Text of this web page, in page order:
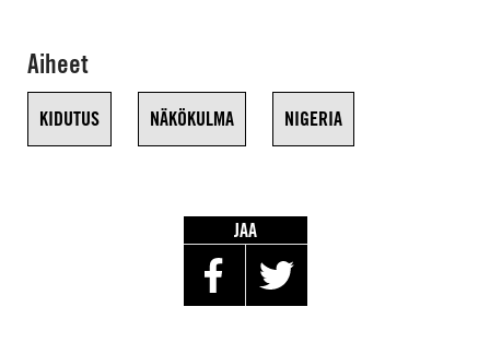
Aiheet
KIDUTUS NÄKÖKULMA NIGERIA
JAA